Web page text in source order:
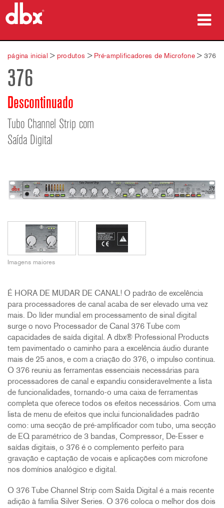
produtos
Casos de estudo
onde comprar
formação
assistência
Idioma/Região
página inicial > produtos > Pré-amplificadores de Microfone > 376
376
Descontinuado
Tubo Channel Strip com
Saída Digital
Imagens maiores
É HORA DE MUDAR DE CANAL! O padrão de excelência
para processadores de canal acaba de ser elevado uma vez
mais. Do líder mundial em processamento de sinal digital
surge o novo Processador de Canal 376 Tube com
capacidades de saída digital. A dbx® Professional Products
tem pavimentado o caminho para a excelência áudio durante
mais de 25 anos, e com a criação do 376, o impulso continua.
O 376 reuniu as ferramentas essenciais necessárias para
processadores de canal e expandiu consideravelmente a lista
de funcionalidades, tornando-o uma caixa de ferramentas
completa que oferece todos os efeitos necessários. Com uma
lista de menu de efeitos que inclui funcionalidades padrão
como: uma secção de pré-amplificador com tubo, uma secção
de EQ paramétrico de 3 bandas, Compressor, De-Esser e
saídas digitais, o 376 é o complemento perfeito para
gravação e captação de vocais e aplicações com microfone
nos domínios analógico e digital.
O 376 Tube Channel Strip com Saída Digital é a mais recente
adição à família Silver Series. O 376 coloca o melhor dos dois